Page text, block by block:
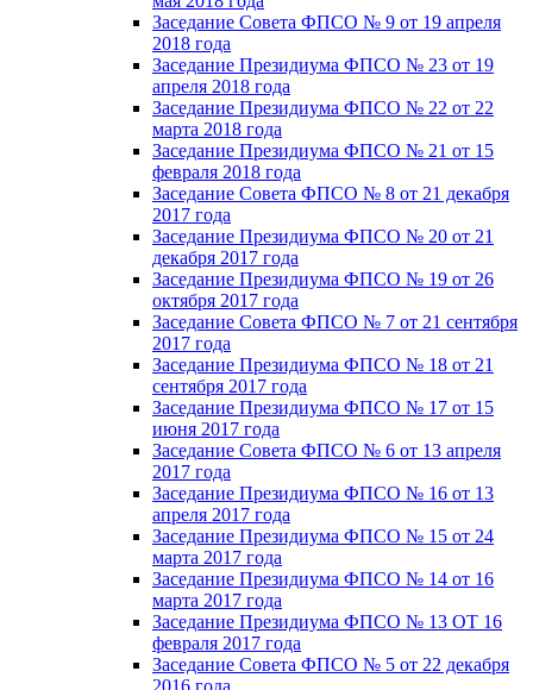
Заседание Совета ФПСО № 9 от 19 апреля
2018 года
Заседание Президиума ФПСО № 23 от 19
апреля 2018 года
Заседание Президиума ФПСО № 22 от 22
марта 2018 года
Заседание Президиума ФПСО № 21 от 15
февраля 2018 года
Заседание Совета ФПСО № 8 от 21 декабря
2017 года
Заседание Президиума ФПСО № 20 от 21
декабря 2017 года
Заседание Президиума ФПСО № 19 от 26
октября 2017 года
Заседание Совета ФПСО № 7 от 21 сентября
2017 года
Заседание Президиума ФПСО № 18 от 21
сентября 2017 года
Заседание Президиума ФПСО № 17 от 15
июня 2017 года
Заседание Совета ФПСО № 6 от 13 апреля
2017 года
Заседание Президиума ФПСО № 16 от 13
апреля 2017 года
Заседание Президиума ФПСО № 15 от 24
марта 2017 года
Заседание Президиума ФПСО № 14 от 16
марта 2017 года
Заседание Президиума ФПСО № 13 ОТ 16
февраля 2017 года
Заседание Совета ФПСО № 5 от 22 декабря
2016 года